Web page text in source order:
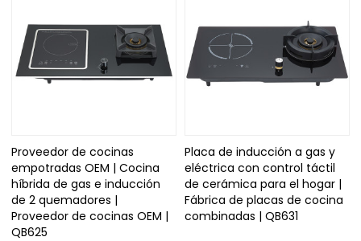
Proveedor de cocinas
empotradas OEM | Cocina
híbrida de gas e inducción
de 2 quemadores |
Proveedor de cocinas OEM |
QB625
Placa de inducción a gas y
eléctrica con control táctil
de cerámica para el hogar |
Fábrica de placas de cocina
combinadas | QB631